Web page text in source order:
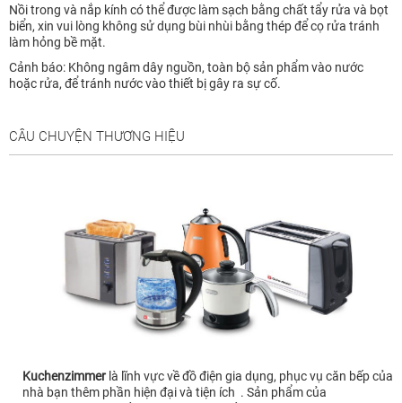
Nồi trong và nắp kính có thể được làm sạch bằng chất tẩy rửa và bọt
biển, xin vui lòng không sử dụng bùi nhùi bằng thép để cọ rửa tránh
làm hỏng bề mặt.
Cảnh báo: Không ngâm dây nguồn, toàn bộ sản phẩm vào nước
hoặc rửa, để tránh nước vào thiết bị gây ra sự cố.
CÂU CHUYỆN THƯƠNG HIỆU
Kuchenzimmer là lĩnh vực về đồ điện gia dụng, phục vụ căn bếp của
nhà bạn thêm phần hiện đại và tiện ích . Sản phẩm của